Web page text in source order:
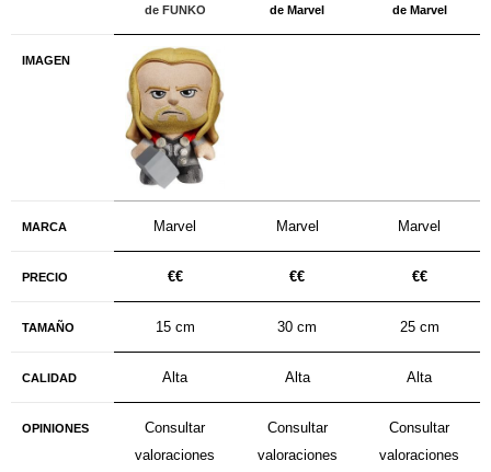
de FUNKO de Marvel de Marvel
IMAGEN
MARCA Marvel Marvel Marvel
PRECIO €€ €€ €€
TAMAÑO 15 cm 30 cm 25 cm
CALIDAD Alta Alta Alta
OPINIONES
Consultar
valoraciones
Consultar
valoraciones
Consultar
valoraciones